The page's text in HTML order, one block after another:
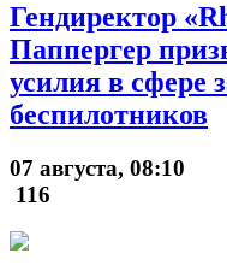
Гендиректор
Паппергер
усилия в сфере
беспилотников
07 августа, 08:10
116